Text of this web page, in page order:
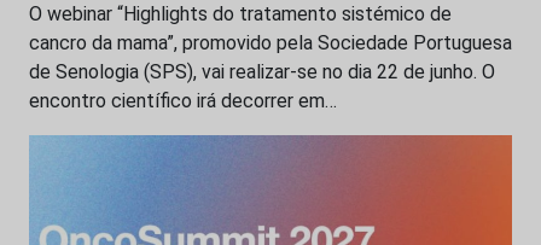
O webinar “Highlights do tratamento sistémico de
cancro da mama”, promovido pela Sociedade Portuguesa
de Senologia (SPS), vai realizar-se no dia 22 de junho. O
encontro científico irá decorrer em…